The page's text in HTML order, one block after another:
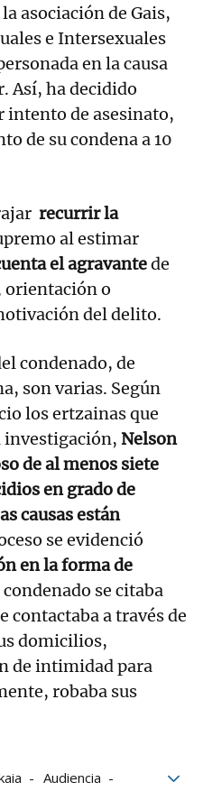
asociación de Gais,
e Intersexuales
en la causa
Así, ha decidido
intento de asesinato,
de su condena a 10
recurrir la
al estimar
el agravantede
orientación o
del delito.
condenado, de
son varias. Según
los ertzainas que
investigación, Nelson
de al menos siete
en grado de
causas están
se evidenció
en la forma de
se citaba
contactaba a través de
domicilios,
de intimidad para
robaba sus
Audiencia